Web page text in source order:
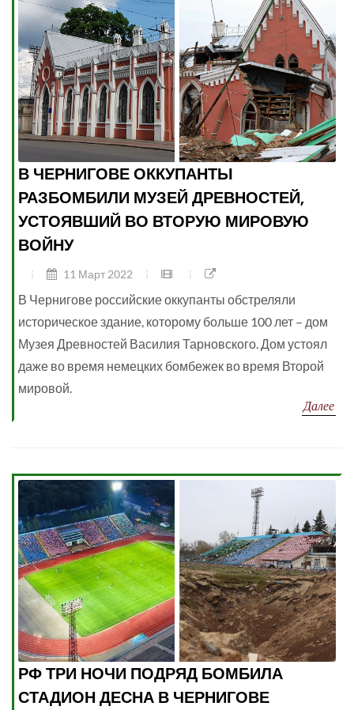
В ЧЕРНИГОВЕ ОККУПАНТЫ
РАЗБОМБИЛИ МУЗЕЙ ДРЕВНОСТЕЙ,
УСТОЯВШИЙ ВО ВТОРУЮ МИРОВУЮ
ВОЙНУ
11 Март 2022
В Чернигове российские оккупанты обстреляли
историческое здание, которому больше 100 лет – дом
Музея Древностей Василия Тарновского. Дом устоял
даже во время немецких бомбежек во время Второй
мировой.
Далее
РФ ТРИ НОЧИ ПОДРЯД БОМБИЛА
СТАДИОН ДЕСНА В ЧЕРНИГОВЕ